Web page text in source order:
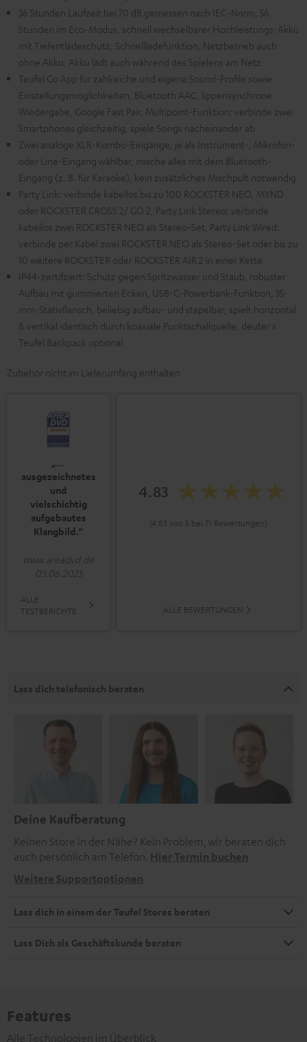
36 Stunden Laufzeit bei 70 dB gemessen nach IEC-Norm, 56
Stunden im Eco-Modus, schnell wechselbarer Hochleistungs-Akku
mit Tiefentladeschutz, Schnellladefunktion, Netzbetrieb auch
ohne Akku, Akku lädt auch während des Spielens am Netz
Teufel Go App für zahlreiche und eigene Sound-Profile sowie
Einstellungsmöglichkeiten, Bluetooth AAC, lippensynchrone
Wiedergabe, Google Fast Pair, Multipoint-Funktion: verbinde zwei
Smartphones gleichzeitig, spiele Songs nacheinander ab
Zwei analoge XLR-Kombo-Eingänge, je als Instrument-, Mikrofon-
oder Line-Eingang wählbar, mische alles mit dem Bluetooth-
Eingang (z. B. für Karaoke), kein zusätzliches Mischpult notwendig
Party Link: verbinde kabellos bis zu 100 ROCKSTER NEO, MYND
oder ROCKSTER CROSS 2/ GO 2, Party Link Stereo: verbinde
kabellos zwei ROCKSTER NEO als Stereo-Set, Party Link Wired:
verbinde per Kabel zwei ROCKSTER NEO als Stereo-Set oder bis zu
10 weitere ROCKSTER oder ROCKSTER AIR 2 in einer Kette
IP44-zertifziert: Schutz gegen Spritzwasser und Staub, robuster
Aufbau mit gummierten Ecken, USB-C-Powerbank-Funktion, 35-
mm-Stativflansch, beliebig aufbau- und stapelbar, spielt horizontal
& vertikal identisch durch koaxiale Punktschallquelle, deuter x
Teufel Backpack optional
Zubehör nicht im Lieferumfang enthalten
„…
ausgezeichnetes
und
vielschichtig
aufgebautes
Klangbild.“
www.areadvd.de
03.06.2025
ALLE
TESTBERICHTE
4.83
(4.83 von 5 bei 71 Bewertungen)
ALLE BEWERTUNGEN
Lass dich telefonisch beraten
Deine Kaufberatung
Keinen Store in der Nähe? Kein Problem, wir beraten dich
auch persönlich am Telefon. Hier Termin buchen
Weitere Supportoptionen
Lass dich in einem der Teufel Stores beraten
Lass Dich als Geschäftskunde beraten
Features
Alle Technologien im Überblick